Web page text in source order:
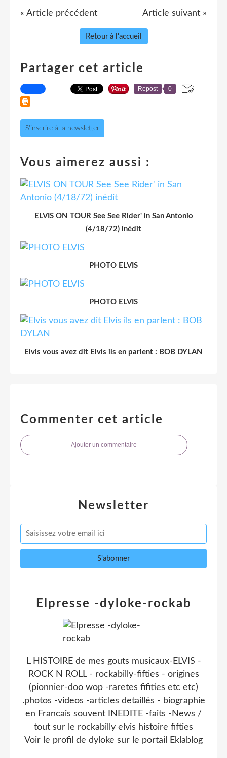
« Article précédent Article suivant »
Retour à l'accueil
Partager cet article
Repost 0
S'inscrire à la newsletter
Vous aimerez aussi :
ELVIS ON TOUR See See Rider' in San Antonio
(4/18/72) inédit
PHOTO ELVIS
PHOTO ELVIS
Elvis vous avez dit Elvis ils en parlent : BOB DYLAN
Commenter cet article
Ajouter un commentaire
Newsletter
Elpresse -dyloke-rockab
L HISTOIRE de mes gouts musicaux-ELVIS -
ROCK N ROLL - rockabilly-fifties - origines
(pionnier-doo wop -raretes fifities etc etc)
.photos -videos -articles detaillés - biographie
en Francais souvent INEDITE -faits -News /
tout sur le rockabilly elvis histoire fifties
Voir le profil de dyloke sur le portail Eklablog